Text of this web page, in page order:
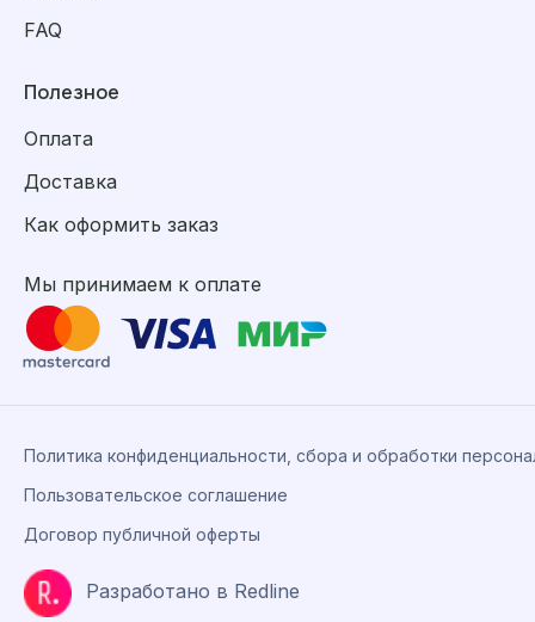
FAQ
Полезное
Оплата
Доставка
Как оформить заказ
Мы принимаем к оплате
Разработано в Redline
Политика конфиденциальности, сбора и обработки
Пользовательское соглашение
Договор публичной оферты